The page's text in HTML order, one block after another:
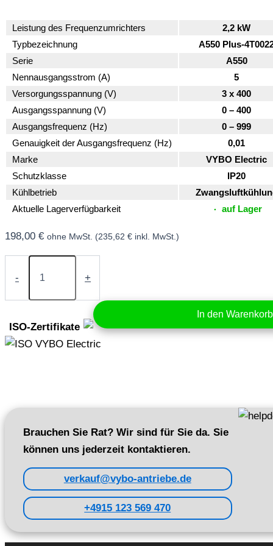
Leistung des Frequenzumrichters
2,2 kW
Typbezeichnung
A550 Plus-
Serie
A550
Nennausgangsstrom (A)
5
Versorgungsspannung (V)
3 x 400
Ausgangsspannung (V)
0 – 400
Ausgangsfrequenz (Hz)
0 – 999
Genauigkeit der Ausgangsfrequenz (Hz)
0,01
Marke
VYBO Electric
Schutzklasse
IP20
Kühlbetrieb
Aktuelle Lagerverfügbarkeit
auf Lager
198,00 € ohne MwSt. (235,62 € inkl. MwSt.)
-
Frequenzumrichter
kW
400V
Plus-
4T0022)
Menge
+
In den Warenkorb
ISO-Zertifikate
Brauchen Sie Rat? Wir sind für Sie da. Sie
können uns jederzeit kontaktieren.
verkauf@vybo-antriebe.de
+4915 123 569 470